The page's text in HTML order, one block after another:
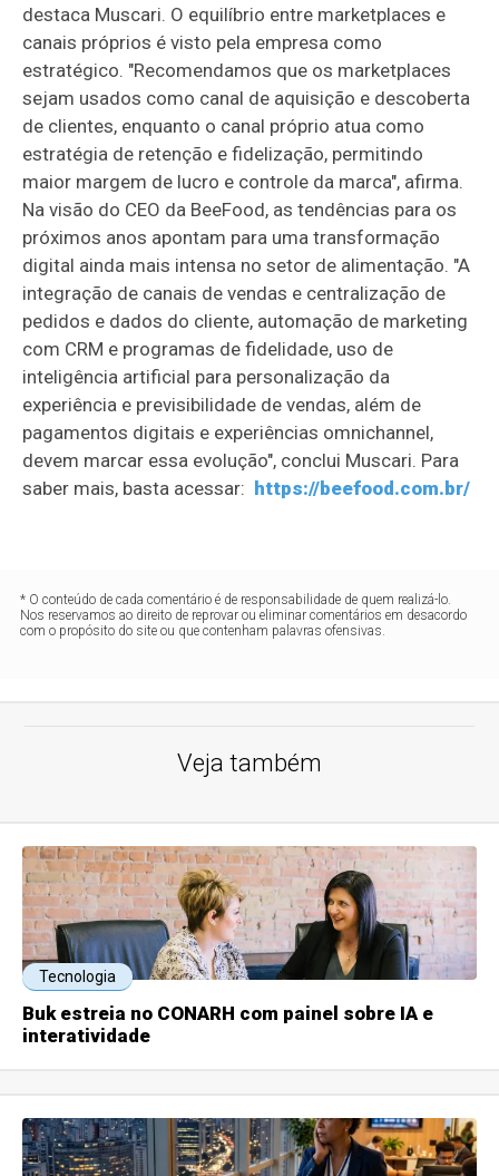
destaca Muscari. O equilíbrio entre marketplaces e
canais próprios é visto pela empresa como
estratégico. "Recomendamos que os marketplaces
sejam usados como canal de aquisição e descoberta
de clientes, enquanto o canal próprio atua como
estratégia de retenção e fidelização, permitindo
maior margem de lucro e controle da marca", afirma.
Na visão do CEO da BeeFood, as tendências para os
próximos anos apontam para uma transformação
digital ainda mais intensa no setor de alimentação. "A
integração de canais de vendas e centralização de
pedidos e dados do cliente, automação de marketing
com CRM e programas de fidelidade, uso de
inteligência artificial para personalização da
experiência e previsibilidade de vendas, além de
pagamentos digitais e experiências omnichannel,
devem marcar essa evolução", conclui Muscari. Para
saber mais, basta acessar: https://beefood.com.br/
* O conteúdo de cada comentário é de responsabilidade de quem realizá-lo.
Nos reservamos ao direito de reprovar ou eliminar comentários em desacordo
com o propósito do site ou que contenham palavras ofensivas.
Veja também
Tecnologia
Buk estreia no CONARH com painel sobre IA e
interatividade